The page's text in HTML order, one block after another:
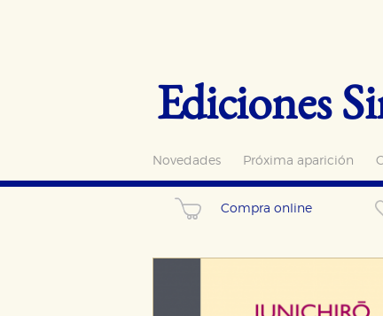
Ediciones
Novedades Próxima aparición
Compra online